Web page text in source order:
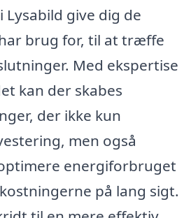
give dig de
brug for, til at træffe
Med ekspertise
kan der skabes
der ikke kun
men også
energiforbruget
på lang sigt.